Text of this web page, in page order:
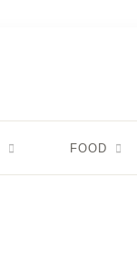
FOOD